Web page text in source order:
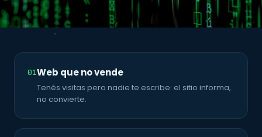
01Web que no vende
Tenés visitas pero nadie te escribe: el sitio informa,
no convierte.